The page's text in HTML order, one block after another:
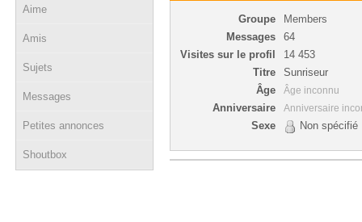
Aime
Amis
Sujets
Messages
Petites annonces
Shoutbox
Groupe
Members
Messages
64
Visites sur le profil
14 453
Titre
Sunriseur
Âge
Âge inconnu
Anniversaire Anniversaire
Sexe Non spécifié